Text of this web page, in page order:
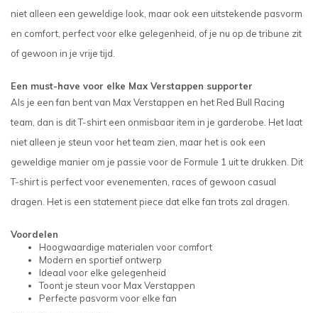
niet alleen een geweldige look, maar ook een uitstekende pasvorm
en comfort, perfect voor elke gelegenheid, of je nu op de tribune zit
of gewoon in je vrije tijd.
Een must-have voor elke Max Verstappen supporter
Als je een fan bent van Max Verstappen en het Red Bull Racing
team, dan is dit T-shirt een onmisbaar item in je garderobe. Het laat
niet alleen je steun voor het team zien, maar het is ook een
geweldige manier om je passie voor de Formule 1 uit te drukken. Dit
T-shirt is perfect voor evenementen, races of gewoon casual
dragen. Het is een statement piece dat elke fan trots zal dragen.
Voordelen
Hoogwaardige materialen voor comfort
Modern en sportief ontwerp
Ideaal voor elke gelegenheid
Toont je steun voor Max Verstappen
Perfecte pasvorm voor elke fan